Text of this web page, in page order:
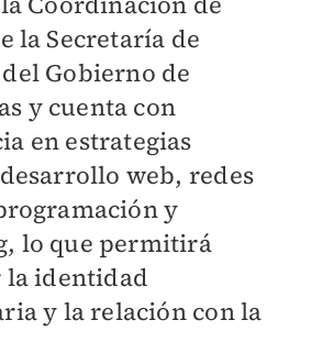
la Secretaría de
Gobierno de
y cuenta con
en estrategias
web, redes
y
lo que permitirá
identidad
y la relación con la